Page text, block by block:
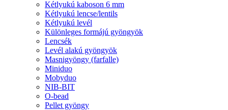
Kétlyukú kaboson 6 mm
Kétlyukú lencse/lentils
Kétlyukú levél
Különleges formájú gyöngyök
Lencsék
Levél alakú gyöngyök
Masnigyöngy (farfalle)
Miniduo
Mobyduo
NIB-BIT
O-bead
Pellet gyöngy